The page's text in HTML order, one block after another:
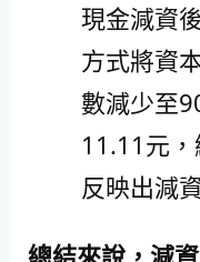
現金減資
方式將資
數減少至
11.11元，
反映出減